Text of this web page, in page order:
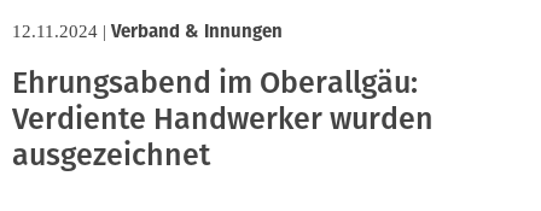
12.11.2024 | Verband & Innungen
Ehrungsabend im Oberallgäu:
Verdiente Handwerker wurden
ausgezeichnet